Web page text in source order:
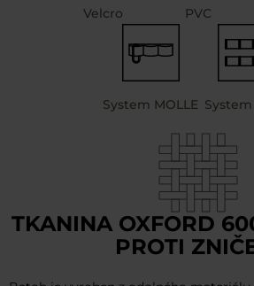
Velcro PVC
System MOLLE System
TKANINA OXFORD
PROTI